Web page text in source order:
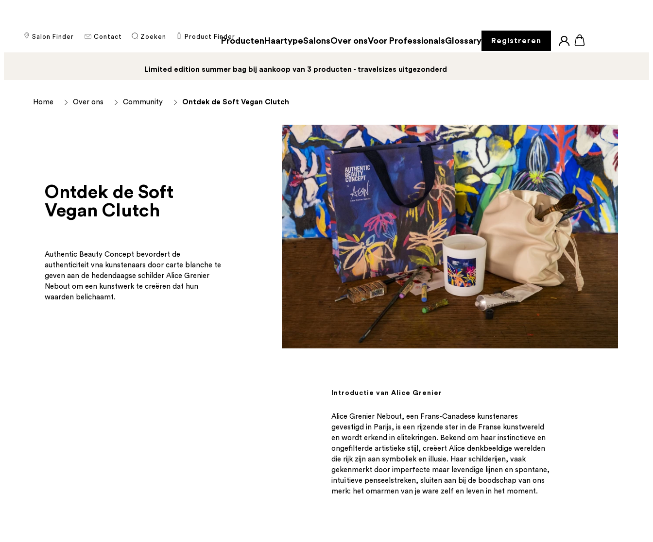
Producten HaartypeSalonsOver onsVoor ProfessionalsGlossary Registreren
Salon Finder Contact ​Zoeken Product Finder
Limited edition summer bag bij aankoop van 3 producten - travelsizes uitgezonderd
Home Over ons Community Ontdek de Soft Vegan Clutch
Ontdek de Soft
Vegan Clutch
Authentic Beauty Concept bevordert de
authenticiteit vna kunstenaars door carte blanche te
geven aan de hedendaagse schilder Alice Grenier
Nebout om een kunstwerk te creëren dat hun
waarden belichaamt.
Introductie van Alice Grenier
Alice Grenier Nebout, een Frans-Canadese kunstenares
gevestigd in Parijs, is een rijzende ster in de Franse kunstwereld
en wordt erkend in elitekringen. Bekend om haar instinctieve en
ongefilterde artistieke stijl, creëert Alice denkbeeldige werelden
die rijk zijn aan symboliek en illusie. Haar schilderijen, vaak
gekenmerkt door imperfecte maar levendige lijnen en spontane,
intuïtieve penseelstreken, sluiten aan bij de boodschap van ons
merk: het omarmen van je ware zelf en leven in het moment.